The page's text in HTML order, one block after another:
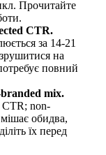
Прочитайте
CTR.
за 14-21
на
повний
mix.
CTR; non-
обидва,
їх перед